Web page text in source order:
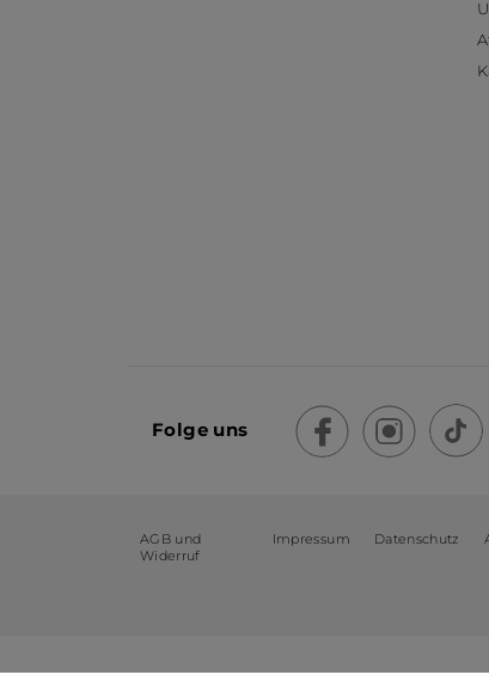
Folge uns
AGB und
Widerruf
Impressum Datenschutz